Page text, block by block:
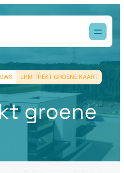
LRM TREKT GROENE KAART
groene